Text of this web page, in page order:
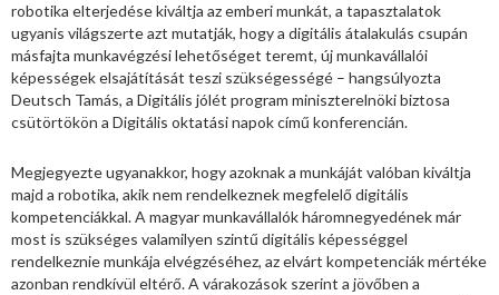
robotika elterjedése kiváltja az emberi munkát, a tapasztalatok
ugyanis világszerte azt mutatják, hogy a digitális átalakulás csupán
másfajta munkavégzési lehetőséget teremt, új munkavállalói
képességek elsajátítását teszi szükségességé – hangsúlyozta
Deutsch Tamás, a Digitális jólét program miniszterelnöki biztosa
csütörtökön a Digitális oktatási napok című konferencián.
Megjegyezte ugyanakkor, hogy azoknak a munkáját valóban kiváltja
majd a robotika, akik nem rendelkeznek megfelelő digitális
kompetenciákkal. A magyar munkavállalók háromnegyedének már
most is szükséges valamilyen szintű digitális képességgel
rendelkeznie munkája elvégzéséhez, az elvárt kompetenciák mértéke
azonban rendkívül eltérő. A várakozások szerint a jövőben a